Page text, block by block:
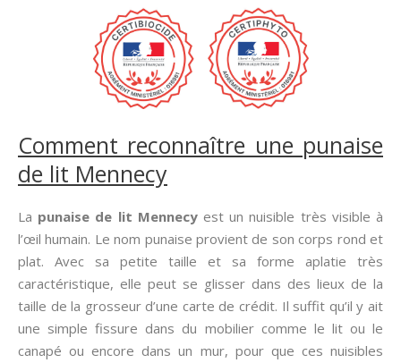
Comment reconnaître une punaise
de lit Mennecy
La punaise de lit Mennecyest un nuisible très visible à
l’œil humain. Le nom punaise provient de son corps rond et
plat. Avec sa petite taille et sa forme aplatie très
caractéristique, elle peut se glisser dans des lieux de la
taille de la grosseur d’une carte de crédit. Il suffit qu’il y ait
une simple fissure dans du mobilier comme le lit ou le
canapé ou encore dans un mur, pour que ces nuisibles